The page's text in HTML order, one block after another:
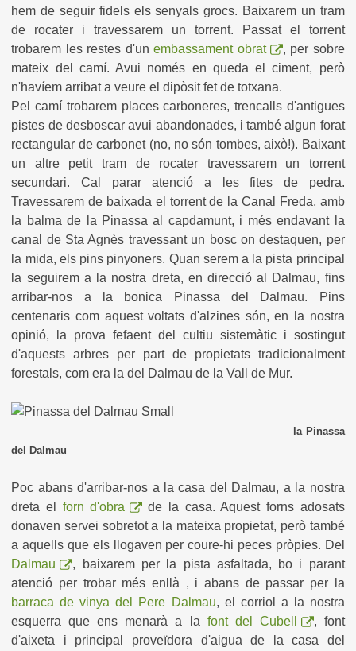
hem de seguir fidels els senyals grocs. Baixarem un tram
de rocater i travessarem un torrent. Passat el torrent
trobarem les restes d'unembassament obrat
, per sobre
mateix del camí. Avui només en queda el ciment, però
n'havíem arribat a veure el dipòsit fet de totxana.
Pel camí trobarem places carboneres, trencalls d'antigues
pistes de desboscar avui abandonades, i també algun forat
rectangular de carbonet (no, no són tombes, això!). Baixant
un altre petit tram de rocater travessarem un torrent
secundari. Cal parar atenció a les fites de pedra.
Travessarem de baixada el torrent de la Canal Freda, amb
la balma de la Pinassa al capdamunt, i més endavant la
canal de Sta Agnès travessant un bosc on destaquen, per
la mida, els pins pinyoners. Quan serem a la pista principal
la seguirem a la nostra dreta, en direcció al Dalmau, fins
arribar-nos a la bonica Pinassa del Dalmau. Pins
centenaris com aquest voltats d'alzines són, en la nostra
opinió, la prova fefaent del cultiu sistemàtic i sostingut
d'aquests arbres per part de propietats tradicionalment
forestals, com era la del Dalmau de la Vall de Mur.
la Pinassa
del Dalmau
Poc abans d'arribar-nos a la casa del Dalmau, a la nostra
dreta el forn d'obra
de la casa. Aquest forns adosats
donaven servei sobretot a la mateixa propietat, però també
a aquells que els llogaven per coure-hi peces pròpies. Del
Dalmau
, baixarem per la pista asfaltada, bo i parant
atenció per trobar més enllà , i abans de passar per la
barraca de vinya del Pere Dalmau, el corriol a la nostra
esquerra que ens menarà a la font del Cubell
, font
d'aixeta i principal proveïdora d'aigua de la casa del